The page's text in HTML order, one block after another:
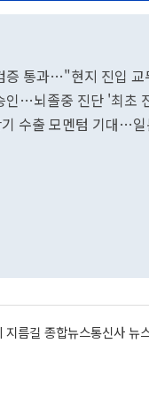
증 통과…"현지 진입 교
…뇌졸중 진단 '최초
수출 모멘텀 기대…일
지름길 종합뉴스통신사